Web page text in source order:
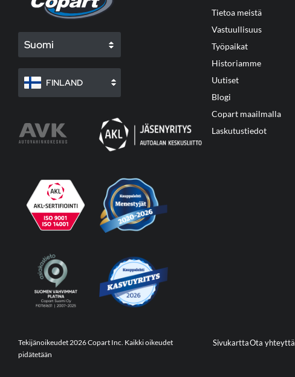
Suomi
FINLAND
Tietoa meistä
Vastuullisuus
Työpaikat
Historiamme
Uutiset
Blogi
Copart maailmalla
Laskutustiedot
Tekijänoikeudet 2026 Copart Inc. Kaikki oikeudet
pidätetään
SivukarttaOta yhteyttä